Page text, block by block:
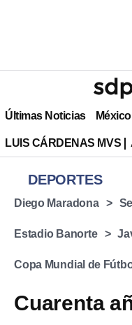
Últimas Noticias México
LUIS CÁRDENAS MVS
DEPORTES
Diego Maradona
Estadio Banorte
Copa Mundial de
Cuarenta